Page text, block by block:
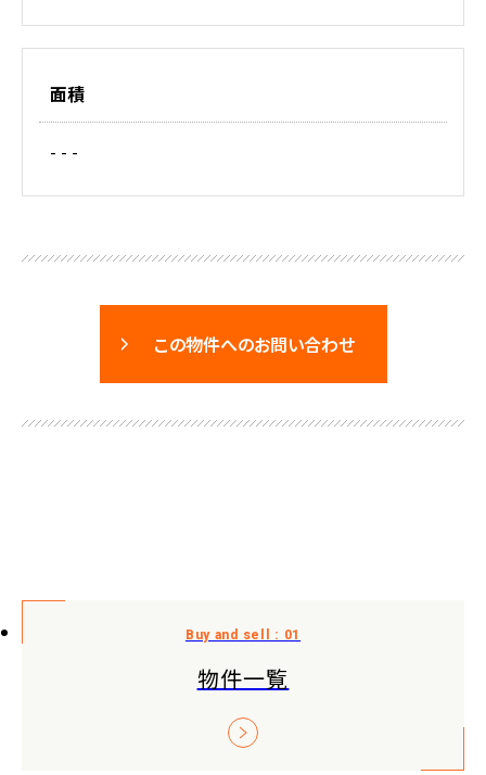
面積
- - -
この物件へのお問い合わせ
物件一覧